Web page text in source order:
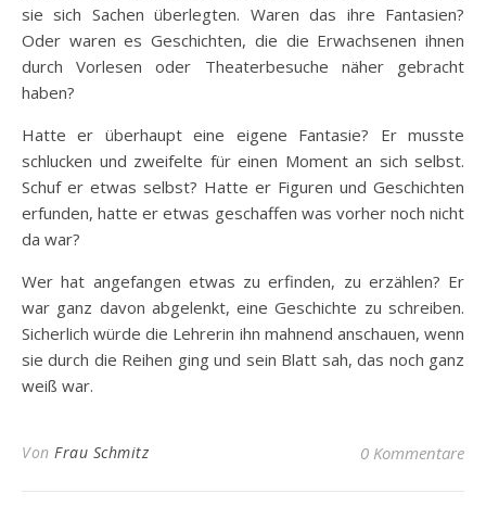
sie sich Sachen überlegten. Waren das ihre Fantasien?
Oder waren es Geschichten, die die Erwachsenen ihnen
durch Vorlesen oder Theaterbesuche näher gebracht
haben?
Hatte er überhaupt eine eigene Fantasie? Er musste
schlucken und zweifelte für einen Moment an sich selbst.
Schuf er etwas selbst? Hatte er Figuren und Geschichten
erfunden, hatte er etwas geschaffen was vorher noch nicht
da war?
Wer hat angefangen etwas zu erfinden, zu erzählen? Er
war ganz davon abgelenkt, eine Geschichte zu schreiben.
Sicherlich würde die Lehrerin ihn mahnend anschauen, wenn
sie durch die Reihen ging und sein Blatt sah, das noch ganz
weiß war.
Von Frau Schmitz 0 Kommentare